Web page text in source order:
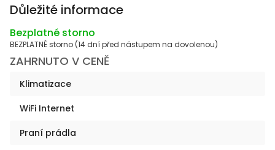
Důležité informace
Bezplatné storno
BEZPLATNÉ storno (14 dní před nástupem na dovolenou)
ZAHRNUTO V CENĚ
Klimatizace
WiFi Internet
Praní prádla